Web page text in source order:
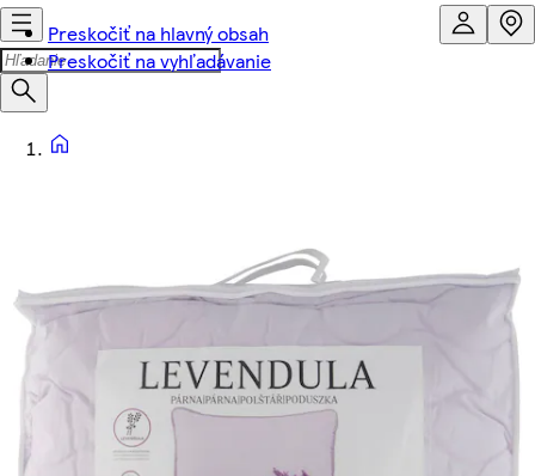
Preskočiť na hlavný obsah
Preskočiť na vyhľadávanie